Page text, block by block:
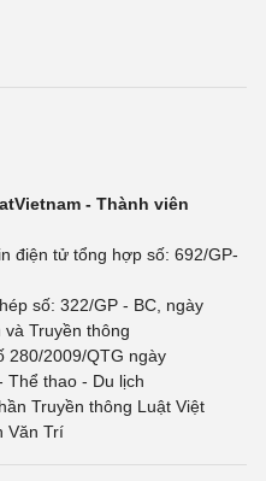
- Thành viên
điện tử tổng hợp số: 692/GP-
số: 322/GP - BC, ngày
Truyền thông
280/2009/QTG ngày
Thể thao - Du lịch
Truyền thông Luật Việt
Văn Trí